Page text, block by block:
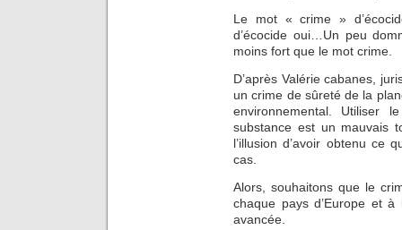
Le mot « crime »
d’écocide oui…Un peu
moins fort que le mot crime.
D’après Valérie cabanes,
un crime de sûreté de la
environnemental. Utiliser
substance est un mauvais
l’illusion d’avoir obtenu ce
cas.
Alors, souhaitons que le
chaque pays d’Europe et à
avancée.